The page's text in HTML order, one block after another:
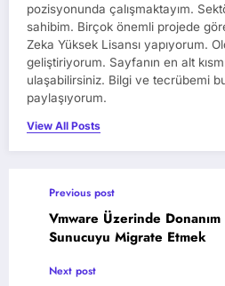
pozisyonunda çalışmaktayım.
sahibim. Birçok önemli projede
Zeka Yüksek Lisansı yapıyorum.
geliştiriyorum. Sayfanın en alt
ulaşabilirsiniz. Bilgi ve tecrübemi
paylaşıyorum.
View All Posts
Previous post
Vmware Üzerinde
Sunucuyu Migrate Etmek
Next post